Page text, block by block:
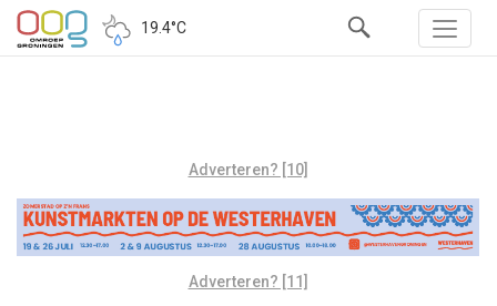
19.4°C
Adverteren? [10]
Adverteren? [11]